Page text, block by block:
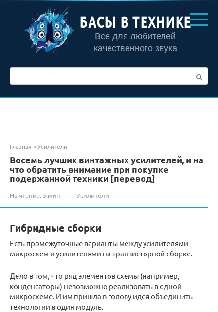
контенту
БАСЫ В ТЕХНИКЕ
Все для любителей
качественного звука
Главная »Усилители
Восемь лучших винтажных усилителей, и на
что обратить внимание при покупке
подержанной техники [перевод]
На чтение: 5 мин Усилители
Гибридные сборки
Есть промежуточные варианты между усилителями
микросхем и усилителями на транзисторной сборке.
Дело в том, что ряд элементов схемы (например,
конденсаторы) невозможно реализовать в одной
микросхеме. И им пришла в голову идея объединить
технологии в один модуль.